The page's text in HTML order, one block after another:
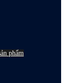
phẩm